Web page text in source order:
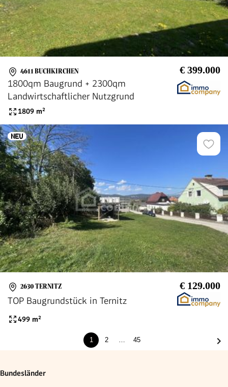
4611 BUCHKIRCHEN € 399.000
1800qm Baugrund + 2300qm
Landwirtschaftlicher Nutzgrund
1809 m²
2630 TERNITZ € 129.000
TOP Baugrundstück in Ternitz
499 m²
1 2 … 45
Bundesländer